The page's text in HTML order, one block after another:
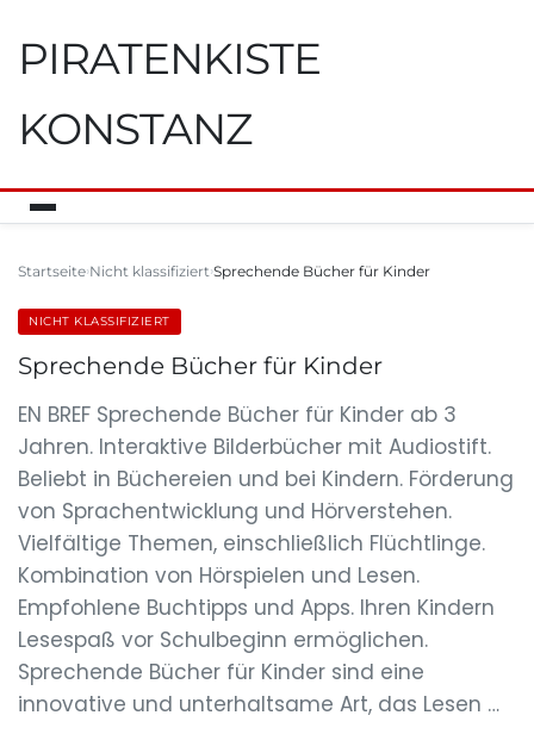
PIRATENKISTE
KONSTANZ
Startseite Nicht klassifiziert Sprechende Bücher für Kinder
NICHT KLASSIFIZIERT
Sprechende Bücher für Kinder
EN BREF Sprechende Bücher für Kinder ab 3
Jahren. Interaktive Bilderbücher mit Audiostift.
Beliebt in Büchereien und bei Kindern. Förderung
von Sprachentwicklung und Hörverstehen.
Vielfältige Themen, einschließlich Flüchtlinge.
Kombination von Hörspielen und Lesen.
Empfohlene Buchtipps und Apps. Ihren Kindern
Lesespaß vor Schulbeginn ermöglichen.
Sprechende Bücher für Kinder sind eine
innovative und unterhaltsame Art, das Lesen …